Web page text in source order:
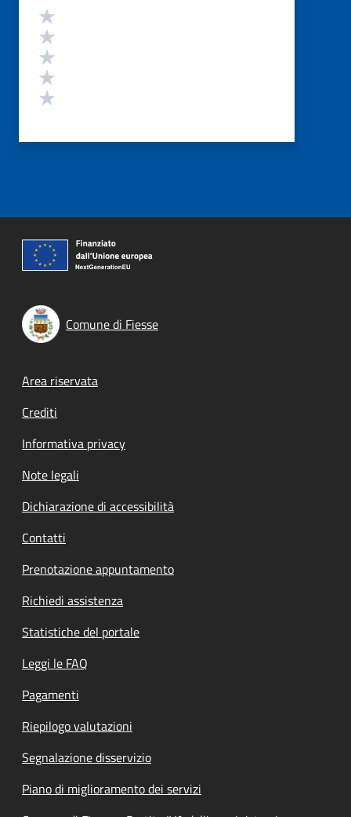
Valutazione
Comune di Fiesse
Footer menu
Area riservata
Crediti
Informativa privacy
Note legali
Dichiarazione di accessibilità
Contatti
Prenotazione appuntamento
Richiedi assistenza
Statistiche del portale
Leggi le FAQ
Pagamenti
Riepilogo valutazioni
Segnalazione disservizio
Piano di miglioramento dei servizi